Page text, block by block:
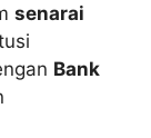
senarai
Bank